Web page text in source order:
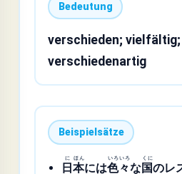
Bedeutung
verschieden; vielfältig;
verschiedenartig
Beispielsätze
日
に
本
ほん
には色
いろ
々
いろ
な国
くに
のレ